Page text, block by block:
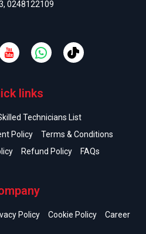
, 0248122109
links
Technicians List
Policy
Terms & Conditions
Refund Policy FAQs
Policy Cookie Policy Career